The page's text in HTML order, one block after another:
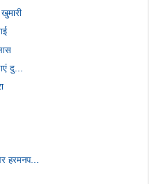
दु...
हरमनप...